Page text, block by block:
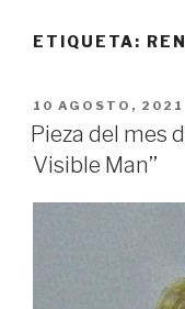
ETIQUETA:
PUBLICADO
EL
10 AGOSTO, 2021
Pieza del mes
Visible Man’’